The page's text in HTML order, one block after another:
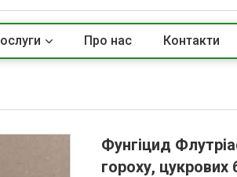
Про нас Контакти
Фунгіцид
гороху, цукрових